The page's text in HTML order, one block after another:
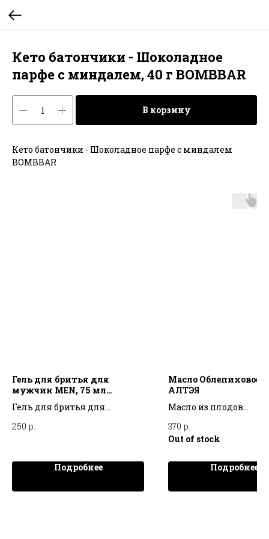
Кето батончики - Шоколадное
парфе с миндалем, 40 г BOMBBAR
В корзину
Кето батончики - Шоколадное парфе с миндалем
BOMBBAR
Гель для бритья для
мужчин MEN, 75 мл
СИЛАПАНТ
Гель для бритья для
СИЛАПАНТ
250 р.
Подробнее
Масло Облепиховое,
АЛТЭЯ
Масло из плодов
облепихи – один из
популярных
пределами. Во всем
за свои
370 р.
Out of stock
Подробнее